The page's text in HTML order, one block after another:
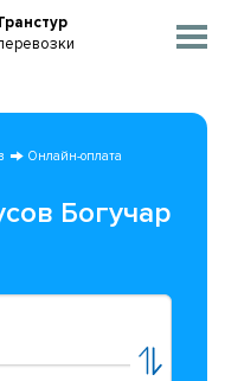
Онлайн-оплата
Богучар